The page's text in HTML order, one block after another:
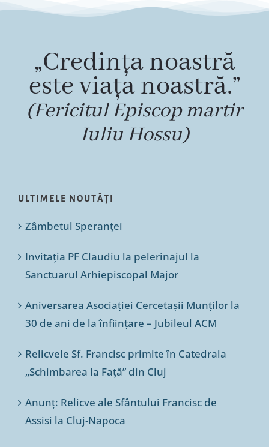
„Credința noastră
este viața noastră.”
(Fericitul Episcop martir
Iuliu Hossu)
ULTIMELE NOUTĂȚI
Zâmbetul Speranței
Invitația PF Claudiu la pelerinajul la
Sanctuarul Arhiepiscopal Major
Aniversarea Asociației Cercetașii Munților la
30 de ani de la înființare – Jubileul ACM
Relicvele Sf. Francisc primite în Catedrala
„Schimbarea la Față” din Cluj
Anunț: Relicve ale Sfântului Francisc de
Assisi la Cluj-Napoca